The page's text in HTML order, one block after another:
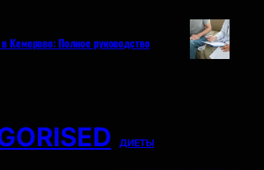
Кемерово: Полное руководство
ДИЕТЫ